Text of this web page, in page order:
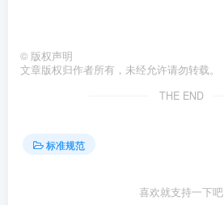
© 版权声明
文章版权归作者所有，未经允许请勿转载。
THE END
标准规范
喜欢就支持一下吧